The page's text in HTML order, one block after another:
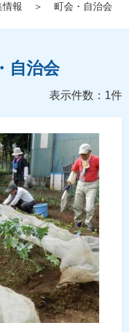
情報 ＞ 町会・自治会
自治会
表示件数：1件